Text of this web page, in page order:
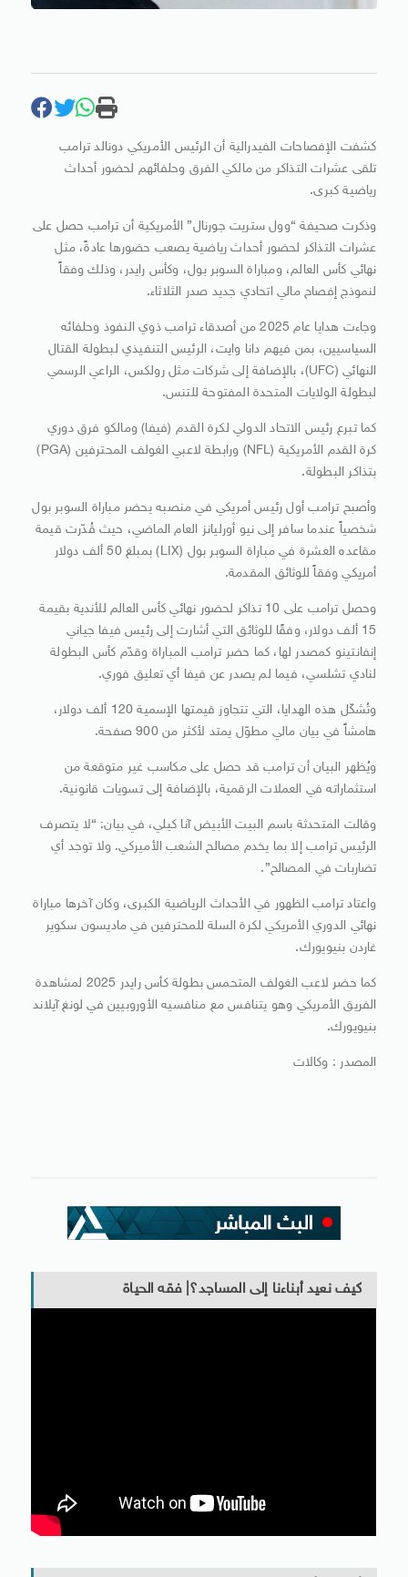
كشفت الإفصاحات الفيدرالية أن الرئيس الأمريكي دونالد ترامب
تلقى عشرات التذاكر من مالكي الفرق وحلفائهم لحضور أحداث
رياضية كبرى.
وذكرت صحيفة “وول ستريت جورنال” الأمريكية أن ترامب حصل على
عشرات التذاكر لحضور أحداث رياضية يصعب حضورها عادةً، مثل
نهائي كأس العالم، ومباراة السوبر بول، وكأس رايدر، وذلك وفقاً
لنموذج إفصاح مالي اتحادي جديد صدر الثلاثاء.
وجاءت هدايا عام 2025 من أصدقاء ترامب ذوي النفوذ وحلفائه
السياسيين، بمن فيهم دانا وايت، الرئيس التنفيذي لبطولة القتال
النهائي (UFC)، بالإضافة إلى شركات مثل رولكس، الراعي الرسمي
لبطولة الولايات المتحدة المفتوحة للتنس.
كما تبرع رئيس الاتحاد الدولي لكرة القدم (فيفا) ومالكو فرق دوري
كرة القدم الأمريكية (NFL) ورابطة لاعبي الغولف المحترفين (PGA)
بتذاكر البطولة.
وأصبح ترامب أول رئيس أمريكي في منصبه يحضر مباراة السوبر بول
شخصياً عندما سافر إلى نيو أورليانز العام الماضي، حيث قُدّرت قيمة
مقاعده العشرة في مباراة السوبر بول (LIX) بمبلغ 50 ألف دولار
أمريكي وفقاً للوثائق المقدمة.
وحصل ترامب على 10 تذاكر لحضور نهائي كأس العالم للأندية بقيمة
15 ألف دولار، وفقًا للوثائق التي أشارت إلى رئيس فيفا جياني
إنفانتينو كمصدر لها، كما حضر ترامب المباراة وقدّم كأس البطولة
لنادي تشلسي، فيما لم يصدر عن فيفا أي تعليق فوري.
وتُشكّل هذه الهدايا، التي تتجاوز قيمتها الإسمية 120 ألف دولار،
هامشاً في بيان مالي مطوّل يمتد لأكثر من 900 صفحة.
ويُظهر البيان أن ترامب قد حصل على مكاسب غير متوقعة من
استثماراته في العملات الرقمية، بالإضافة إلى تسويات قانونية.
وقالت المتحدثة باسم البيت الأبيض آنا كيلي، في بيان: “لا يتصرف
الرئيس ترامب إلا بما يخدم مصالح الشعب الأميركي. ولا توجد أي
تضاربات في المصالح”.
واعتاد ترامب الظهور في الأحداث الرياضية الكبرى، وكان آخرها مباراة
نهائي الدوري الأمريكي لكرة السلة للمحترفين في ماديسون سكوير
غاردن بنيويورك.
كما حضر لاعب الغولف المتحمس بطولة كأس رايدر 2025 لمشاهدة
الفريق الأمريكي وهو يتنافس مع منافسيه الأوروبيين في لونغ آيلاند
بنيويورك.
المصدر : وكالات
كيف نعيد أبناءنا إلى المساجد؟| فقه الحياة